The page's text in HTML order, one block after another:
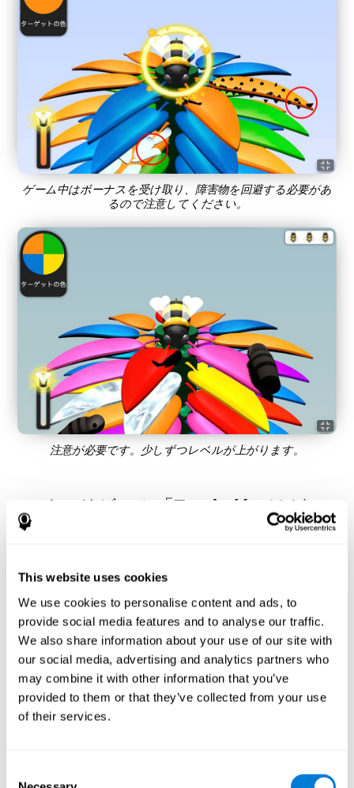
This website uses cookies
We use cookies to personalise content and ads, to
provide social media features and to analyse our traffic.
We also share information about your use of our site with
our social media, advertising and analytics partners who
may combine it with other information that you’ve
provided to them or that they’ve collected from your use
of their services.
ゲーム中はボーナスを受け取り、障害物を回避する必要があ
るので注意してください。
注意が必要です。少しずつレベルが上がります。
マインドゲーム「Zumbalú」はどの
ように私の認知能力を向上させます
CogniFitのZumbaluのようなゲームをプレイすると、特定の神経
返しトレーニングすることで、新しいシナプスを作成し、神経
回路を再編成して、弱くなった、または損傷した認知機能を取
り戻すことができます。
Zumbalúのゲームは注意力を鍛えるのに役立ちます。一貫して
注意を刺激することは、新しいシナプスを作成し、神経回路を
再編成し、認知機能を改善するのに役立ちます。
1週間目